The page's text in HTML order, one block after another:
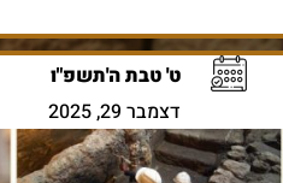
ט' טבת ה'תשפ"ו
דצמבר 29, 2025